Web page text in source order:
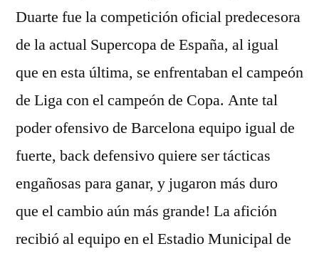
Duarte fue la competición oficial predecesora
de la actual Supercopa de España, al igual
que en esta última, se enfrentaban el campeón
de Liga con el campeón de Copa. Ante tal
poder ofensivo de Barcelona equipo igual de
fuerte, back defensivo quiere ser tácticas
engañosas para ganar, y jugaron más duro
que el cambio aún más grande! La afición
recibió al equipo en el Estadio Municipal de